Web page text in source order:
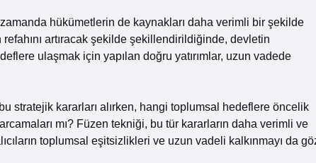
hükümetlerin de kaynakları daha verimli bir şekilde
artıracak şekilde şekillendirildiğinde, devletin
ulaşmak için yapılan doğru yatırımlar, uzun vadede
stratejik kararları alırken, hangi toplumsal hedeflere öncelik
mı? Füzen tekniği, bu tür kararların daha verimli ve
toplumsal eşitsizlikleri ve uzun vadeli kalkınmayı da